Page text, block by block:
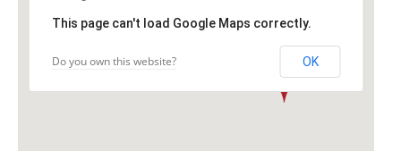
This page can't load Google Maps correctly.
Do you own this website? OK